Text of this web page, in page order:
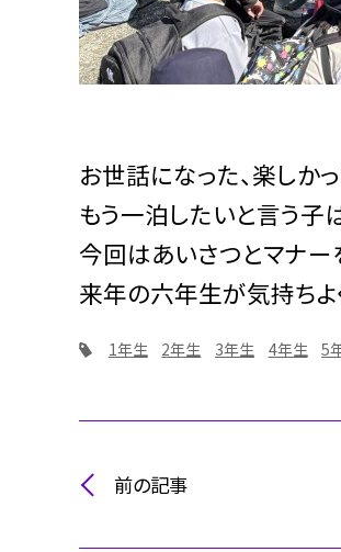
お世話になった、楽しか
もう一泊したいと言う子
今回はあいさつとマナー
来年の六年生が気持ちよ
1年生 2年生 3年生 4年生 5
前の記事